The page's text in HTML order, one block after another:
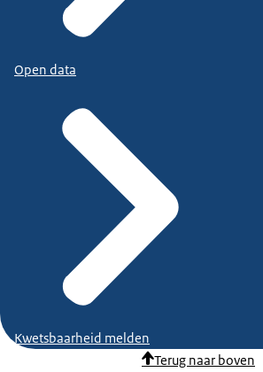
Open data
Kwetsbaarheid melden
Terug naar boven